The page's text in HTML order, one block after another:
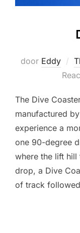
door Eddy
The Dive
manufactured
experience a
one 90-degree
where the lift
drop, a Dive
of track